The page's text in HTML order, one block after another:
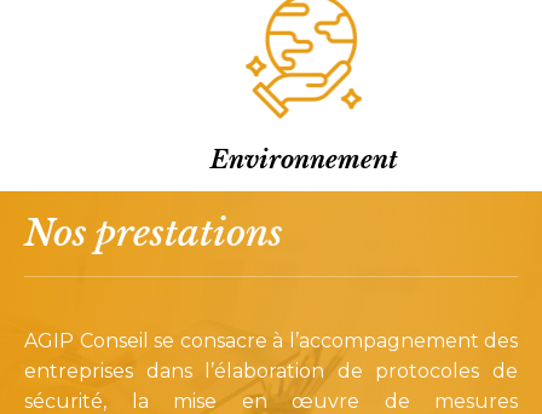
Environnement
Nos prestations
AGIP Conseil se consacre à l’accompagnement des
entreprises dans l’élaboration de protocoles de
sécurité, la mise en œuvre de mesures